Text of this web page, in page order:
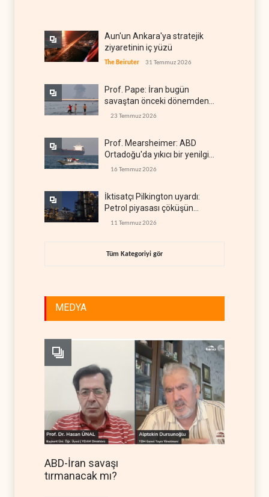
Aun'un Ankara'ya stratejik
ziyaretinin iç yüzü
The Beiruter 31 Temmuz 2026
Prof. Pape: İran bugün
savaştan önceki dönemden
çok daha güçlü
23 Temmuz 2026
Prof. Mearsheimer: ABD
Ortadoğu'da yıkıcı bir yenilgi
aldı
16 Temmuz 2026
İktisatçı Pilkington uyardı:
Petrol piyasası çöküşün
eşiğinde
11 Temmuz 2026
Tüm Kategoriyi gör
MEDYA
ABD-İran savaşı
tırmanacak mı?